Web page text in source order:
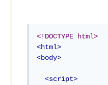
<!DOCTYPE html>
<html>
<body>
<script>